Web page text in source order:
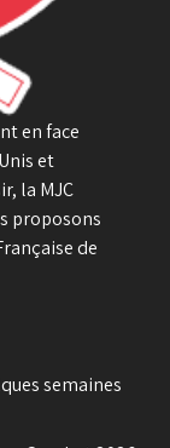
en face
et
la MJC
proposons
de
semaines